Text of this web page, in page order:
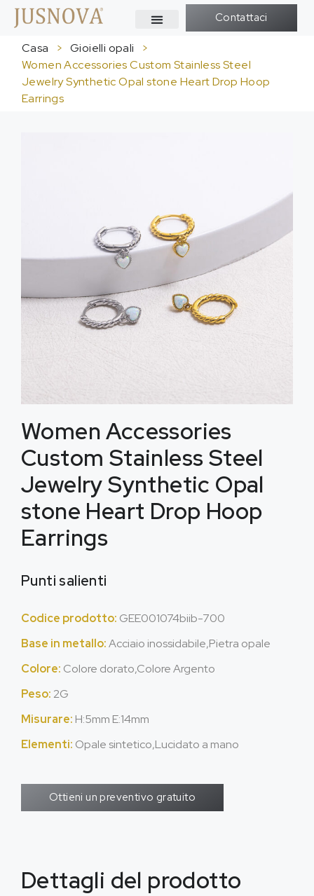
Contattaci
Casa > Gioielli opali
>
Women Accessories Custom Stainless Steel
Jewelry Synthetic Opal stone Heart Drop Hoop
Earrings
Women Accessories
Custom Stainless Steel
Jewelry Synthetic Opal
stone Heart Drop Hoop
Earrings
Punti salienti
Codice prodotto: GEE001074biib-700
Base in metallo:Acciaio inossidabile,Pietra opale
Colore: Colore dorato,Colore Argento
Peso: 2G
Misurare: H:5mm E:14mm
Elementi: Opale sintetico,Lucidato a mano
Ottieni un preventivo gratuito
Dettagli del prodotto